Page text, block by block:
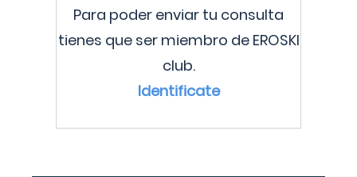
Para poder enviar tu consulta
tienes que ser miembro de EROSKI
club.
Identificate